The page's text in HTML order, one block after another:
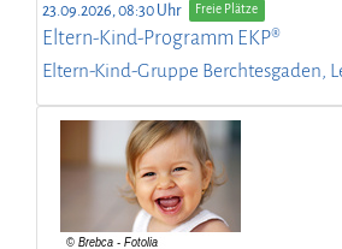
23.09.2026, 08:30 Uhr Freie Plätze
Eltern-Kind-Programm EKP®
Eltern-Kind-Gruppe Berchtesgaden,